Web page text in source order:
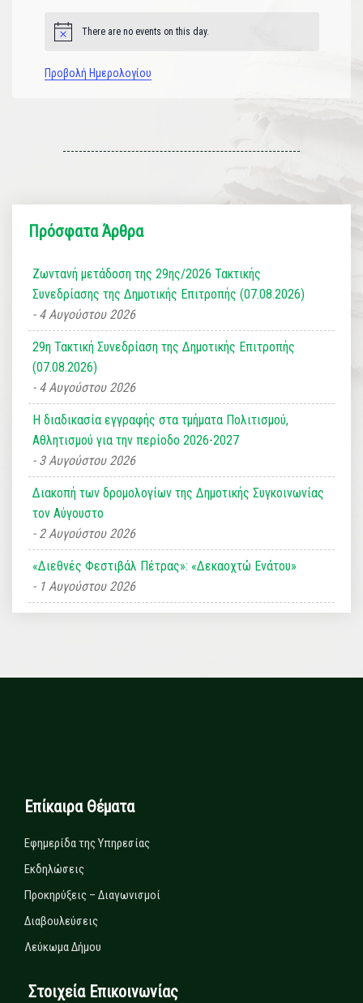
Notice There are no events on this day.
Προβολή Ημερολογίου
Πρόσφατα Άρθρα
Ζωντανή μετάδοση της 29ης/2026 Τακτικής
Συνεδρίασης της Δημοτικής Επιτροπής (07.08.2026)
4 Αυγούστου 2026
29η Τακτική Συνεδρίαση της Δημοτικής Επιτροπής
(07.08.2026)
4 Αυγούστου 2026
Η διαδικασία εγγραφής στα τμήματα Πολιτισμού,
Αθλητισμού για την περίοδο 2026-2027
3 Αυγούστου 2026
Διακοπή των δρομολογίων της Δημοτικής Συγκοινωνίας
τον Αύγουστο
2 Αυγούστου 2026
«Διεθνές Φεστιβάλ Πέτρας»: «Δεκαοχτώ Ενάτου»
1 Αυγούστου 2026
Επίκαιρα Θέματα
Εφημερίδα της Υπηρεσίας
Εκδηλώσεις
Προκηρύξεις – Διαγωνισμοί
Διαβουλεύσεις
Λεύκωμα Δήμου
Στοιχεία Επικοινωνίας